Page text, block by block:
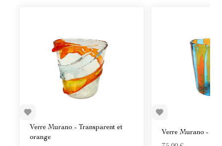
Verre Murano - Transparent et
orange
Verre Murano -